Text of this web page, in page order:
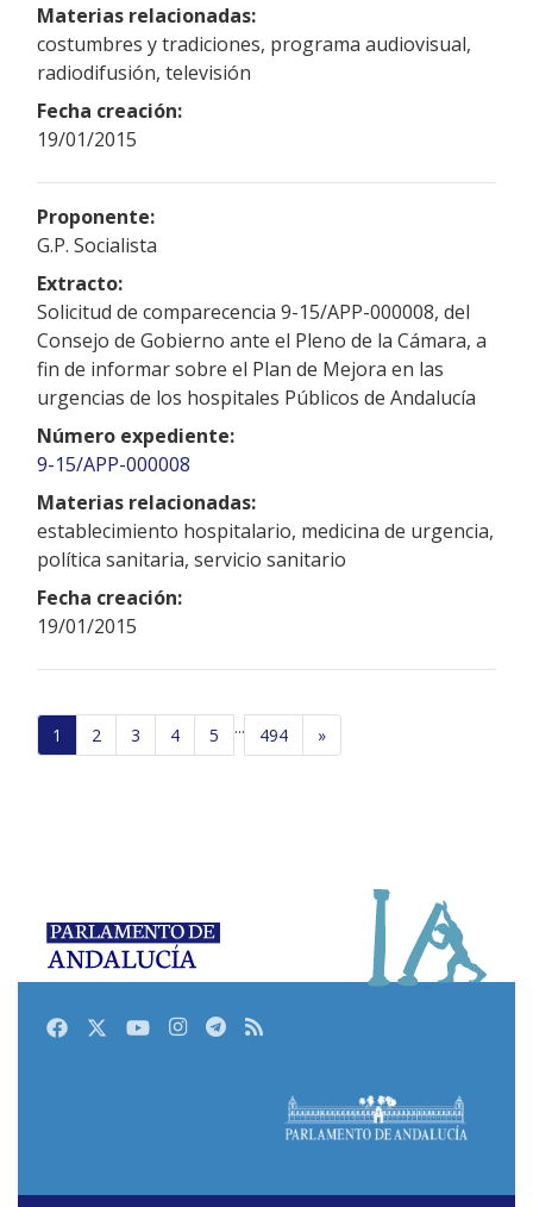
Materias relacionadas:
costumbres y tradiciones, programa audiovisual,
radiodifusión, televisión
Fecha creación:
19/01/2015
Proponente:
G.P. Socialista
Extracto:
Solicitud de comparecencia 9-15/APP-000008, del
Consejo de Gobierno ante el Pleno de la Cámara, a
fin de informar sobre el Plan de Mejora en las
urgencias de los hospitales Públicos de Andalucía
Número expediente:
9-15/APP-000008
Materias relacionadas:
establecimiento hospitalario, medicina de urgencia,
política sanitaria, servicio sanitario
Fecha creación:
19/01/2015
1 2 3 4 5 ... 494 »
FacebookTwitterYoutubeInstagram
Telegram
RSS